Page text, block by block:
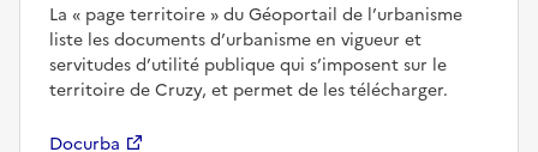
La
page territoire
du Géoportail de l’urbanisme
liste les documents d’urbanisme en vigueur et
servitudes d’utilité publique qui s’imposent sur le
territoire de Cruzy, et permet de les télécharger.
Docurba